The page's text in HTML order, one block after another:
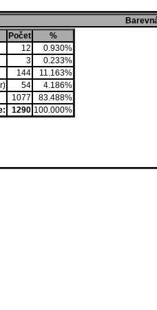
Počet
%
12
0.930%
3
0.233%
144
11.163%
54
4.186%
1077
83.488%
1290 100.000%